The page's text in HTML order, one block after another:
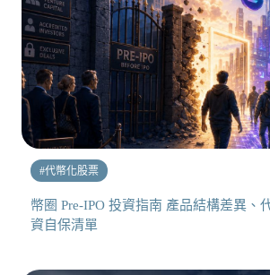
#代幣化股票
幣圈 Pre-IPO 投資指南 產品結構差異、
資自保清單